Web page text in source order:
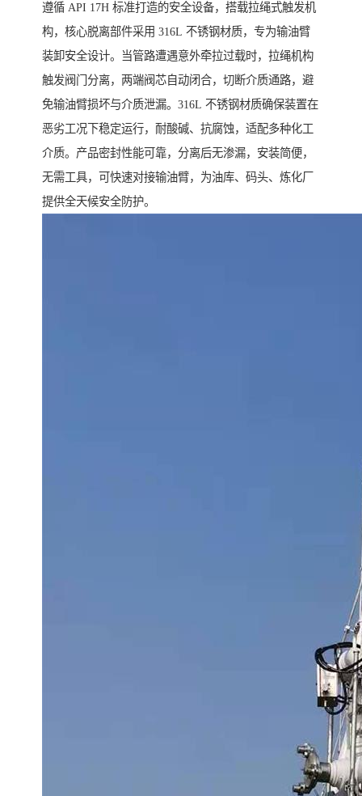
遵循 API 17H 标准打造的安全设备，搭载拉绳式触发机
构，核心脱离部件采用 316L 不锈钢材质，专为输油臂
装卸安全设计。当管路遭遇意外牵拉过载时，拉绳机构
触发阀门分离，两端阀芯自动闭合，切断介质通路，避
免输油臂损坏与介质泄漏。316L 不锈钢材质确保装置在
恶劣工况下稳定运行，耐酸碱、抗腐蚀，适配多种化工
介质。产品密封性能可靠，分离后无渗漏，安装简便，
无需工具，可快速对接输油臂，为油库、码头、炼化厂
提供全天候安全防护。